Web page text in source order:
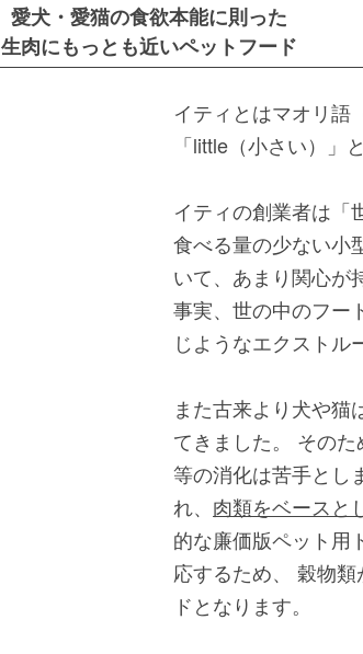
愛犬・愛猫の食欲本能に則った
生肉にもっとも近いペットフード
イティとはマオリ語
「little（小さい）」
イティの創業者は「
食べる量の少ない小
いて、あまり関心が
事実、世の中のフー
じようなエクストル
また古来より犬や猫
てきました。 その
等の消化は苦手とし
れ、 肉類をベースと
的な廉価版ペット用
応するため、 穀物
ドとなります。